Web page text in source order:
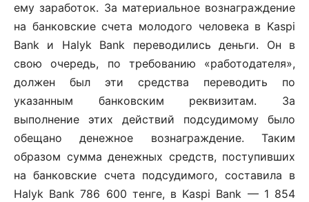
ему заработок. За материальное вознаграждение
на банковские счета молодого человека в Kaspi
Bank и Halyk Bank переводились деньги. Он в
свою очередь, по требованию «работодателя»,
должен был эти средства переводить по
указанным банковским реквизитам. За
выполнение этих действий подсудимому было
обещано денежное вознаграждение. Таким
образом сумма денежных средств, поступивших
на банковские счета подсудимого, составила в
Halyk Bank 786 600 тенге, в Kaspi Bank — 1 854